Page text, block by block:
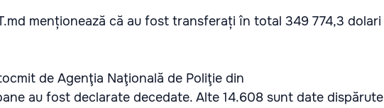
menționează că au fost transferați în total 349 774,3 dolari
de Agenţia Naţională de Poliţie din
au fost declarate decedate. Alte 14.608 sunt date dispărute